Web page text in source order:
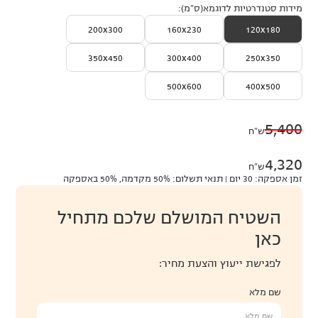
מידות סטנדרטיות לדוגמא(ס״מ):
120x180
160x230
200x300
250x350
300x400
350x450
400x500
500x600
5,400ש״ח
4,320ש״ח
זמן אספקה: 30 יום | תנאי תשלום: 50% מקדמה, 50% באספקה
השטיח המושלם שלכם מתחיל
כאן
לפגישת ייעוץ והצעת מחיר:
שם מלא